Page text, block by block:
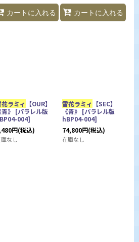
カートに入れる カートに入れる
ラミィ 【OUR】
青》 [パラレル版
004]
円(税込)
庫なし
雪花ラミィ 【SEC】
《青》 [パラレル版
hBP04-004]
74,800円(税込)
在庫なし